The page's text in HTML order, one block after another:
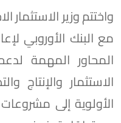
واختتم وزير الاستثمار
مع البنك الأوروبي
المحاور المهمة
الاستثمار والإنتاج
الأولوية إلى